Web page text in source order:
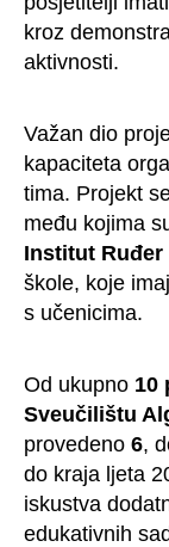
kroz
aktivnosti.
Važan dio
kapaciteta
tima. Projekt
među kojima
Institut
škole, koje
s učenicima.
Od ukupno 10
Sveučilištu
provedeno 6,
do kraja ljeta
iskustva
edukativnih